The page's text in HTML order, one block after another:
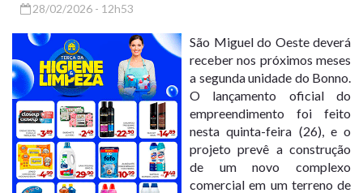
28/02/2026 - 12h53
São Miguel do Oeste deverá
receber nos próximos meses
a segunda unidade do Bonno.
O lançamento oficial do
empreendimento foi feito
nesta quinta-feira (26), e o
projeto prevê a construção
de um novo complexo
comercial em um terreno de